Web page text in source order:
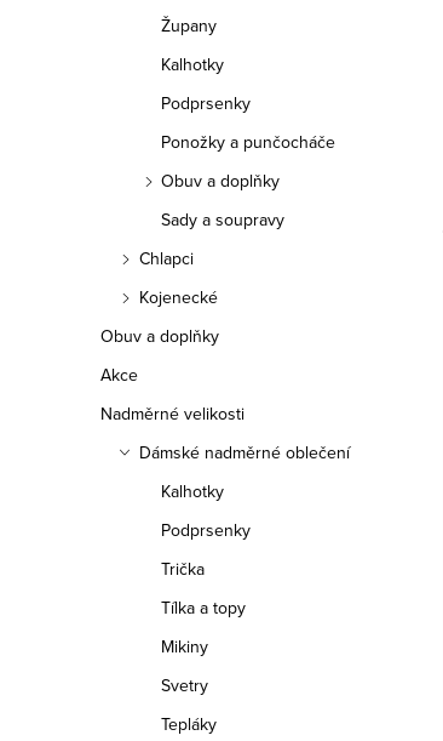
Župany
Kalhotky
Podprsenky
Ponožky a punčocháče
Obuv a doplňky
Sady a soupravy
Chlapci
Kojenecké
Obuv a doplňky
Akce
Nadměrné velikosti
Dámské nadměrné oblečení
Kalhotky
Podprsenky
Trička
Tílka a topy
Mikiny
Svetry
Tepláky